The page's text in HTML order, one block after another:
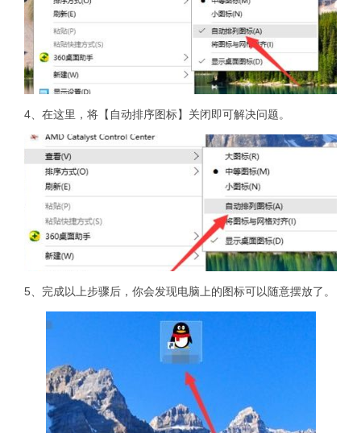
4、在这里，将【自动排序图标】关闭即可解决问题。
5、完成以上步骤后，你会发现电脑上的图标可以随意摆放了。